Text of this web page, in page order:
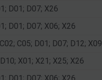
D01; D07; X26
D01; D07; X06; X26
C05; D01; D07; D12; X09
X01; X21; X25; X26